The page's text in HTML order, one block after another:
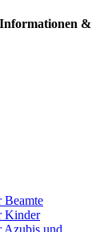
&
Beamte
Kinder
Azubis und